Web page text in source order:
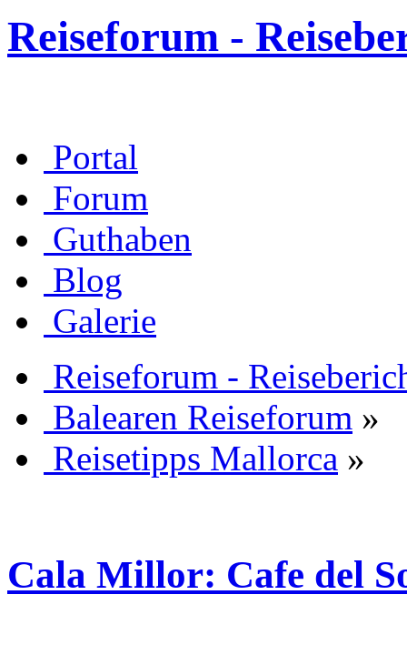
Reiseforum -
Portal
Forum
Guthaben
Blog
Galerie
Reiseforum -
Balearen Reiseforum »
Reisetipps Mallorca »
Cala Millor: Cafe del